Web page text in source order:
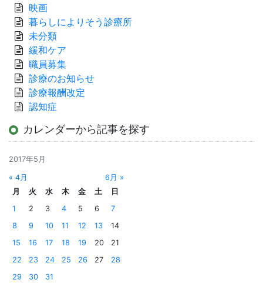
映画
暮らしによりそう診療所
未分類
緩和ケア
職員募集
診療のお知らせ
診療報酬改定
認知症
カレンダーから記事を探す
2017年5月
« 4月
6月 »
月
火 水 木 金 土
日
1
2 3 4 5 6
7
8
9 10 11 12 13
14
15
16 17 18 19 20
21
22
23 24 25 26 27
28
29
30 31